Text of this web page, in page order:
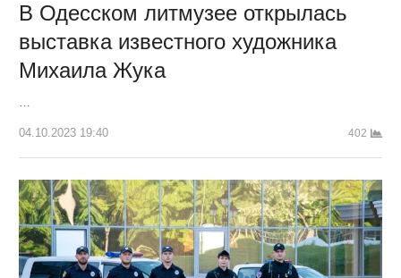
В Одесском литмузее открылась
выставка известного художника
Михаила Жука
…
04.10.2023 19:40 402